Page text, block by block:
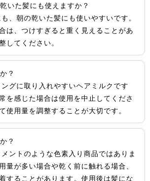
いた髪にも使えますか？
、朝の乾いた髪にも使いやすいです。
は、つけすぎると重く見えることがあ
してください。
？
グに取り入れやすいヘアミルクです
を感じた場合は使用を中止してくださ
使用量を調整することが大切です。
？
ントのような色素入り商品ではありま
量が多い場合や乾く前に触れる場合、
することがあります。使用後は髪にな